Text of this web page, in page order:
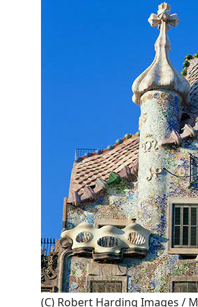
(C) Robert Harding Images /